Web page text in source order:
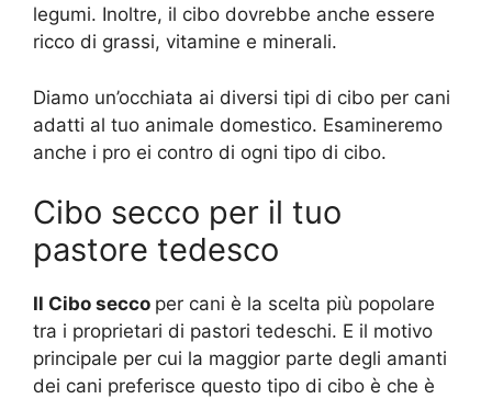
legumi. Inoltre, il cibo dovrebbe anche essere
ricco di grassi, vitamine e minerali.
Diamo un’occhiata ai diversi tipi di cibo per cani
adatti al tuo animale domestico. Esamineremo
anche i pro ei contro di ogni tipo di cibo.
Cibo secco per il tuo
pastore tedesco
Il Cibo secco per cani è la scelta più popolare
tra i proprietari di pastori tedeschi. E il motivo
principale per cui la maggior parte degli amanti
dei cani preferisce questo tipo di cibo è che è